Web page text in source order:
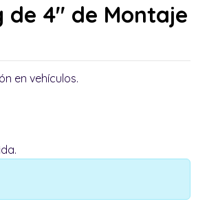
de 4" de Montaje
en vehículos.